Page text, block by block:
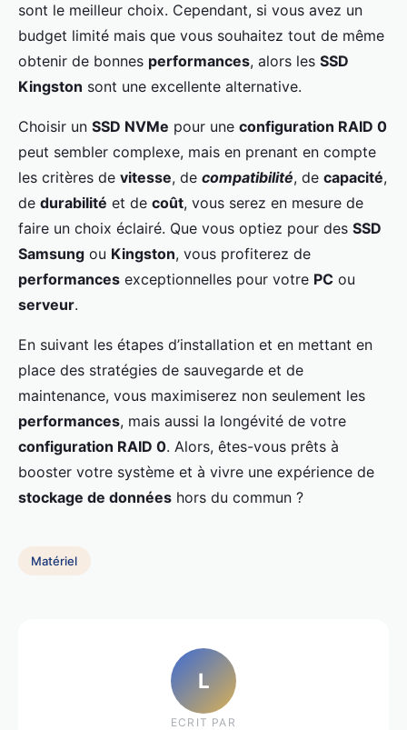
sont le meilleur choix. Cependant, si vous avez un
budget limité mais que vous souhaitez tout de même
obtenir de bonnes performances, alors les SSD
Kingston sont une excellente alternative.
Choisir un SSD NVMe pour une configuration RAID 0
peut sembler complexe, mais en prenant en compte
les critères de vitesse, de compatibilité, de capacité,
de durabilité et de coût, vous serez en mesure de
faire un choix éclairé. Que vous optiez pour des SSD
Samsung ou Kingston, vous profiterez de
performances exceptionnelles pour votre PC ou
serveur.
En suivant les étapes d’installation et en mettant en
place des stratégies de sauvegarde et de
maintenance, vous maximiserez non seulement les
performances, mais aussi la longévité de votre
configuration RAID 0. Alors, êtes-vous prêts à
booster votre système et à vivre une expérience de
stockage de données hors du commun ?
Matériel
L
ECRIT PAR